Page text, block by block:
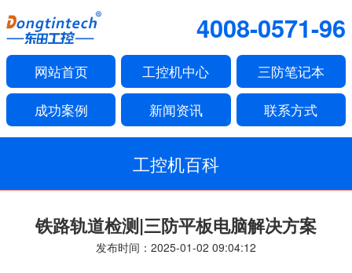
4008-0571-96
网站首页 工控机中心 三防笔记本
成功案例 新闻资讯 联系方式
工控机百科
铁路轨道检测|三防平板电脑解决方案
发布时间：2025-01-02 09:04:12